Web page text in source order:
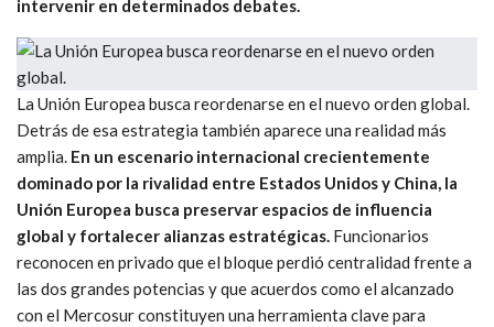
intervenir en determinados debates.
La Unión Europea busca reordenarse en el nuevo orden global.
Detrás de esa estrategia también aparece una realidad más
amplia. En un escenario internacional crecientemente
dominado por la rivalidad entre Estados Unidos y China, la
Unión Europea busca preservar espacios de influencia
global y fortalecer alianzas estratégicas. Funcionarios
reconocen en privado que el bloque perdió centralidad frente a
las dos grandes potencias y que acuerdos como el alcanzado
con el Mercosur constituyen una herramienta clave para